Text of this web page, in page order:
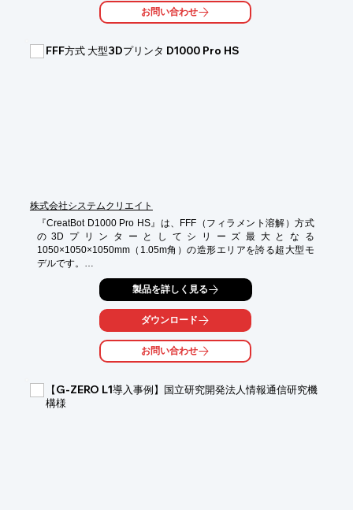
ところが、ペレット材料の中には、
これらの課題を考慮した特性を持つ材料も登場しています。
今回は、日本ポリプロ株式会社様よりご提供いただいた
お問い合わせ
FFF方式 大型3Dプリンタ D1000 Pro HS
株式会社システムクリエイト
『CreatBot D1000 Pro HS』は、FFF（フィラメント溶解）方式
の3Dプリンターとしてシリーズ最大となる
1050×1050×1050mm（1.05m角）の造形エリアを誇る超大型モ
デルです。
最大300mm/sの高速造形に対応するため、高速演算が可能な
Klipperファームウェアを搭載。広範囲な造形エリアでも安定した
出力を可能にする高剛性筐体と、徹底した温度管理システム（最
大80℃のヒートチャンバー、420℃ノズル、70℃の材料庫内ヒー
ター）を備えています。
大型の治具、試作品、最終部品などを分割なしの一体造形で、か
つ短時間で製作したいというニーズに応え、製品開発サイクル短
製品を詳しく見る
ダウンロード
お問い合わせ
【G-ZERO L1導入事例】国立研究開発法人情報通信研究機
構様